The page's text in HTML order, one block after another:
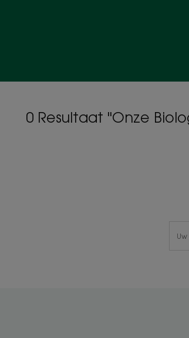
0 Resultaat "Onze